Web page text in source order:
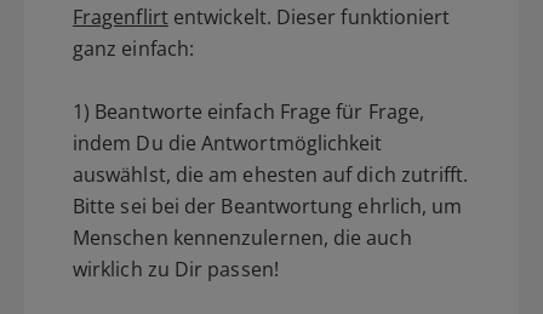
Fragenflirtentwickelt. Dieser funktioniert
ganz einfach:
1) Beantworte einfach Frage für Frage,
indem Du die Antwortmöglichkeit
auswählst, die am ehesten auf dich zutrifft.
Bitte sei bei der Beantwortung ehrlich, um
Menschen kennenzulernen, die auch
wirklich zu Dir passen!